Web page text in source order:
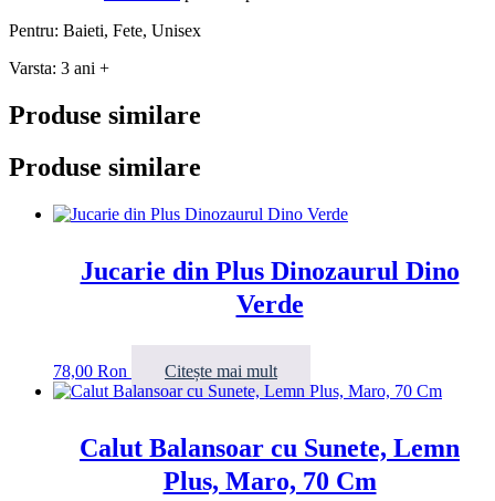
Pentru: Baieti, Fete, Unisex
Varsta: 3 ani +
Produse similare
Produse similare
Jucarie din Plus Dinozaurul Dino
Verde
78,00 Ron Citește mai mult
Calut Balansoar cu Sunete, Lemn
Plus, Maro, 70 Cm